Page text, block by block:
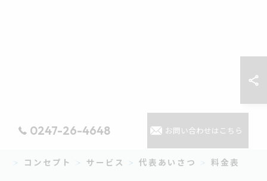
0247-26-4648 お問い合わせはこちら
コンセプト サービス 代表あいさつ 料金表